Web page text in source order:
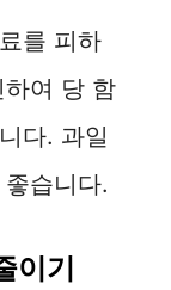
를 피하
여 당 함
다. 과일
습니다.
이기